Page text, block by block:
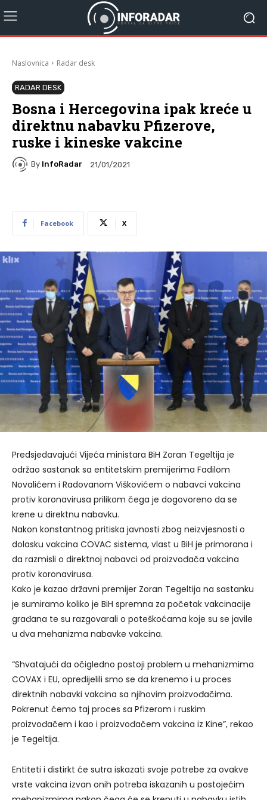
Naslovnica Radar desk
RADAR DESK
Bosna i Hercegovina ipak kreće u
direktnu nabavku Pfizerove,
ruske i kineske vakcine
By InfoRadar 21/01/2021
Facebook X
Predsjedavajući Vijeća ministara BiH Zoran Tegeltija je
održao sastanak sa entitetskim premijerima Fadilom
Novalićem i Radovanom Viškovićem o nabavci vakcina
protiv koronavirusa prilikom čega je dogovoreno da se
krene u direktnu nabavku.
Nakon konstantnog pritiska javnosti zbog neizvjesnosti o
dolasku vakcina COVAC sistema, vlast u BiH je primorana i
da razmisli o direktnoj nabavci od proizvođača vakcina
protiv koronavirusa.
Kako je kazao državni premijer Zoran Tegeltija na sastanku
je sumiramo koliko je BiH spremna za početak vakcinacije
građana te su razgovarali o poteškoćama koje su se javile
u dva mehanizma nabavke vakcina.
“Shvatajući da očigledno postoji problem u mehanizmima
COVAX i EU, opredijelili smo se da krenemo i u proces
direktnih nabavki vakcina sa njihovim proizvođačima.
Pokrenut ćemo taj proces sa Pfizerom i ruskim
proizvođačem i kao i proizvođačem vakcina iz Kine”, rekao
je Tegeltija.
Entiteti i distirkt će sutra iskazati svoje potrebe za ovakve
vrste vakcina izvan onih potreba iskazanih u postojećim